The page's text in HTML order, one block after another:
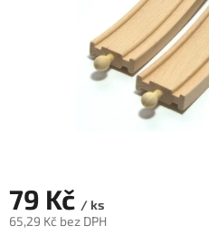
79 Kč / ks
65,29 Kč bez DPH